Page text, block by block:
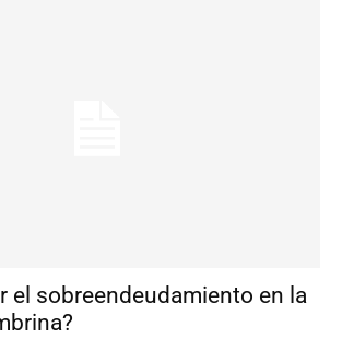
el sobreendeudamiento en la